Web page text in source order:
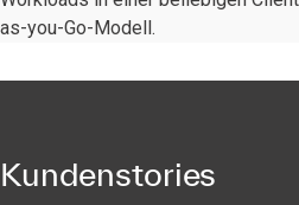
as-you-Go-Modell.
Kundenstories